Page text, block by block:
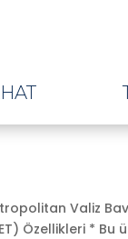
Valiz
Özellikleri * Bu